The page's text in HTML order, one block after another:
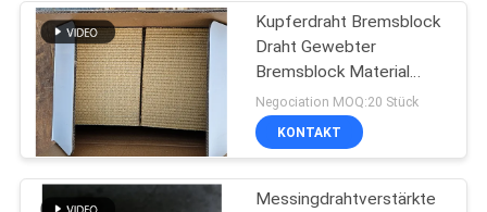
Kupferdraht Bremsblock
Draht Gewebter
Bremsblock Material
Messingdraht verstärkt
Negociation MOQ:20 Stück
KONTAKT
Messingdrahtverstärkte